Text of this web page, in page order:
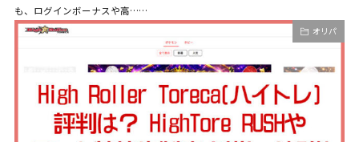
も、ログインボーナスや高……
オリパ